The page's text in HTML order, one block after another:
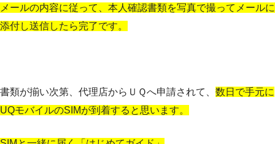
メールの内容に従って、本人確認書類を写真で撮ってメールに
添付し送信したら完了です。
書類が揃い次第、代理店からＵＱへ申請されて、 数日で手元に
UQモバイルのSIMが到着すると思います。